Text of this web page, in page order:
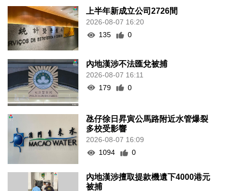
上半年新成立公司2726間
2026-08-07 16:20
135
0
內地漢涉不法匯兌被捕
2026-08-07 16:11
179
0
氹仔徐日昇寅公馬路附近水管爆裂
多校受影響
2026-08-07 16:09
1094
0
內地漢涉擅取提款機遺下4000港元
被捕